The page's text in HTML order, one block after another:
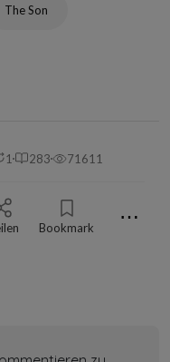
The Son
1 283 71611
Bookmark ⋯